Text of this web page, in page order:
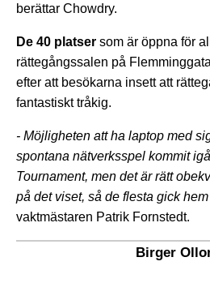
berättar Chowdry.
De 40 platser som är öppna för
rättegångssalen på
efter att besökarna insett att
fantastiskt tråkig.
- Möjligheten att ha laptop med
spontana nätverksspel kommit
Tournament, men det är rätt
på det viset, så de flesta gick
vaktmästaren Patrik Fornstedt.
Birger